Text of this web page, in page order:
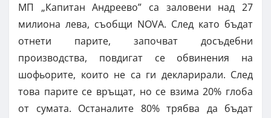
МП „Капитан Андреево” са заловени над 27
милиона лева, съобщи NOVA. След като бъдат
отнети парите, започват досъдебни
производства, повдигат се обвинения на
шофьорите, които не са ги декларирали. След
това парите се връщат, но се взима 20% глоба
от сумата. Останалите 80% трябва да бъдат